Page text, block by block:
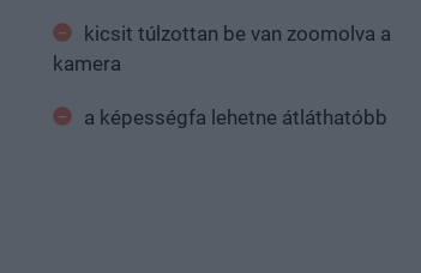
kicsit túlzottan be van zoomolva a
kamera
a képességfa lehetne átláthatóbb